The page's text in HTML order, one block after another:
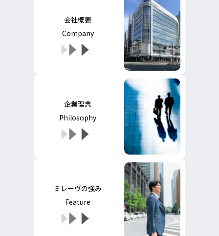
会社概要
Company
企業理念
Philosophy
ミレーヴの強み
Feature